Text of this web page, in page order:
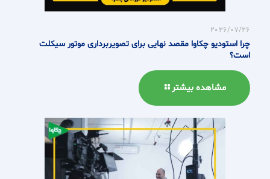
2026/07/26
چرا استودیو چکاوا مقصد نهایی برای تصویربرداری موتور سیکلت
است؟
مشاهده بیشتر